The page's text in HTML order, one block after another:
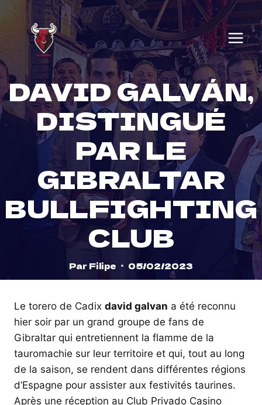
content
DAVID GALVÁN,
DISTINGUÉ
PAR LE
GIBRALTAR
BULLFIGHTING
CLUB
Par Filipe 05/02/2023
Le torero de Cadix david galvan a été reconnu
hier soir par un grand groupe de fans de
Gibraltar qui entretiennent la flamme de la
tauromachie sur leur territoire et qui, tout au long
de la saison, se rendent dans différentes régions
d’Espagne pour assister aux festivités taurines.
Après une réception au Club Privado Casino